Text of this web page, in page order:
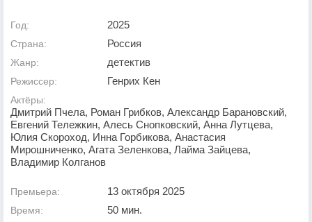
Год: 2025
Страна: Россия
Жанр: детектив
Режиссер: Генрих Кен
Актёры:
Дмитрий Пчела, Роман Грибков, Александр Барановский,
Евгений Тележкин, Алесь Снопковский, Анна Лутцева,
Юлия Скороход, Инна Горбикова, Анастасия
Мирошниченко, Агата Зеленкова, Лайма Зайцева,
Владимир Колганов
Премьера: 13 октября 2025
Время: 50 мин.